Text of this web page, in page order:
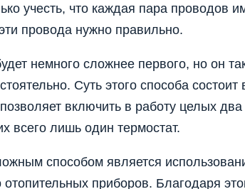
учесть, что каждая пара проводов
провода нужно правильно.
немного сложнее первого, но он
Суть этого способа
включить в работу целых
всего лишь один термостат.
способом является
отопительных приборов. Благодаря